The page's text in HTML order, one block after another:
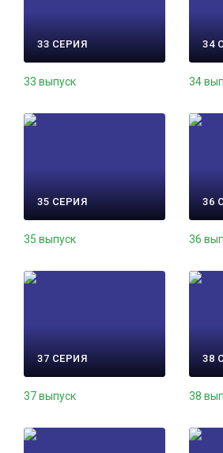
33 СЕРИЯ
33 выпуск
34
34
35 СЕРИЯ
35 выпуск
36
36
37 СЕРИЯ
37 выпуск
38
38